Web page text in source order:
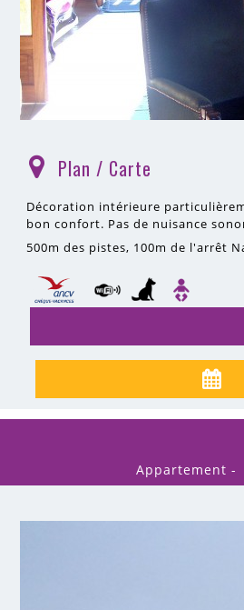
Plan / Carte
Décoration intérieure
bon confort. Pas de nuisance
500m des pistes 100m de l'arrêt
Appartement